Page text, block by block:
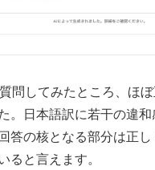
問してみたところ、ほ
。日本語訳に若干の違
答の核となる部分は正
ると言えます。